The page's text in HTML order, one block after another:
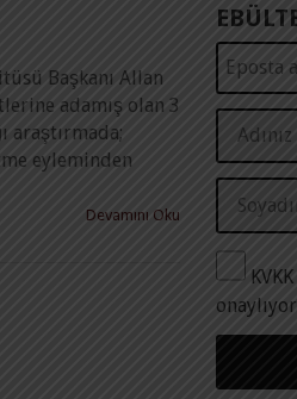
Başkanı Allan
adamış olan 3
araştırmada;
eyleminden
Devamını Oku